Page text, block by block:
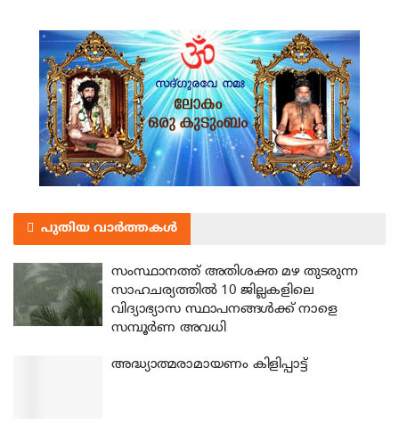
പുതിയ വാർത്തകൾ
സംസ്ഥാനത്ത് അതിശക്ത മഴ തുടരുന്ന
സാഹചര്യത്തിൽ 10 ജില്ലകളിലെ
വിദ്യാഭ്യാസ സ്ഥാപനങ്ങൾക്ക് നാളെ
സമ്പൂർണ അവധി
അദ്ധ്യാത്മരാമായണം കിളിപ്പാട്ട്